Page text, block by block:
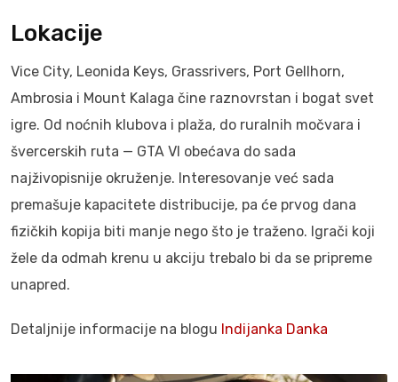
Lokacije
Vice City, Leonida Keys, Grassrivers, Port Gellhorn,
Ambrosia i Mount Kalaga čine raznovrstan i bogat svet
igre. Od noćnih klubova i plaža, do ruralnih močvara i
švercerskih ruta — GTA VI obećava do sada
najživopisnije okruženje. Interesovanje već sada
premašuje kapacitete distribucije, pa će prvog dana
fizičkih kopija biti manje nego što je traženo. Igrači koji
žele da odmah krenu u akciju trebalo bi da se pripreme
unapred.
Detaljnije informacije na blogu Indijanka Danka